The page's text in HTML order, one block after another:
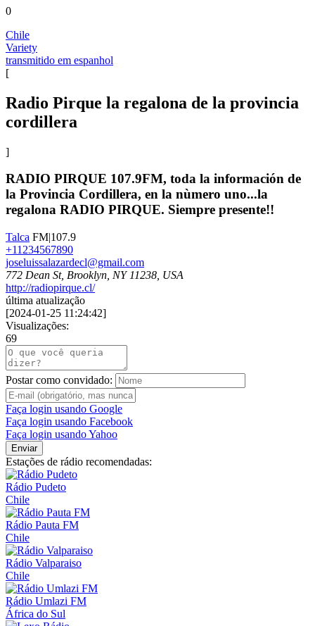
0
Chile
Variety
transmitido em espanhol
[
Radio Pirque la regalona de la provincia
cordillera
]
RADIO PIRQUE 107.9FM, toda la información de
la Provincia Cordillera, en la nùmero uno...la
regalona RADIO PIRQUE. Siempre presente!!
Talca FM|107.9
+11234567890
joseluissalazardecl@gmail.com
772 Dean St, Brooklyn, NY 11238, USA
http://radiopirque.cl/
última atualização
[2024-01-25 11:24:42]
Visualizações:
69
Postar como convidado:
Faça login usando Google
Faça login usando Facebook
Faça login usando Yahoo
Enviar
Estações de rádio recomendadas:
Rádio Pudeto
Chile
Rádio Pauta FM
Chile
Rádio Valparaiso
Chile
Rádio Umlazi FM
África do Sul